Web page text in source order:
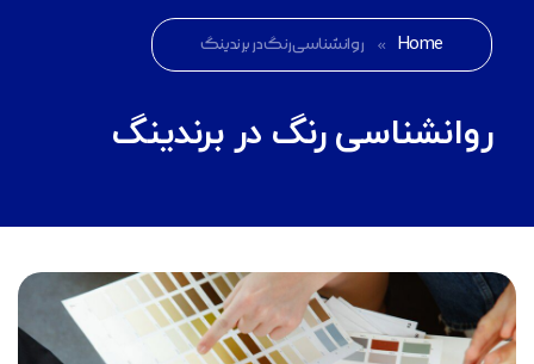
Home
» روانشناسی رنگ در برندینگ
روانشناسی رنگ در برندینگ